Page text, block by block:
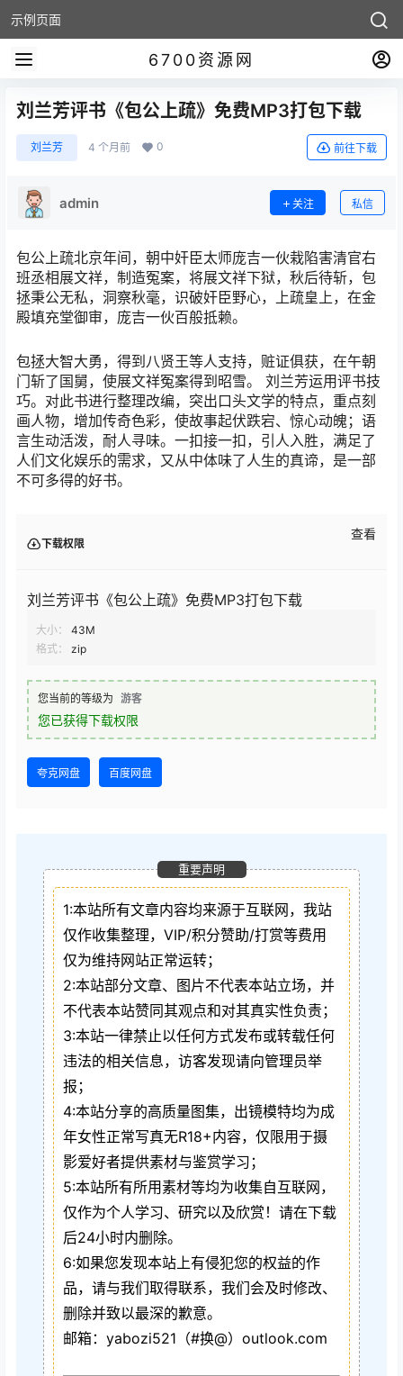
示例页面
6700资源网
刘兰芳评书《包公上疏》免费MP3打包下载
刘兰芳 4 个月前 0 前往下载
admin 关注 私信
包公上疏北京年间，朝中奸臣太师庞吉一伙栽陷害清官右
班丞相展文祥，制造冤案，将展文祥下狱，秋后待斩，包
拯秉公无私，洞察秋毫，识破奸臣野心，上疏皇上，在金
殿填充堂御审，庞吉一伙百般抵赖。
包拯大智大勇，得到八贤王等人支持，赃证俱获，在午朝
门斩了国舅，使展文祥冤案得到昭雪。 刘兰芳运用评书技
巧。对此书进行整理改编，突出口头文学的特点，重点刻
画人物，增加传奇色彩，使故事起伏跌宕、惊心动魄；语
言生动活泼，耐人寻味。一扣接一扣，引人入胜，满足了
人们文化娱乐的需求，又从中体味了人生的真谛，是一部
不可多得的好书。
下载权限
查看
刘兰芳评书《包公上疏》免费MP3打包下载
大小：
43M
格式：
zip
您当前的等级为 游客
您已获得下载权限
夸克网盘 百度网盘
重要声明
1:本站所有文章内容均来源于互联网，我站
仅作收集整理，VIP/积分赞助/打赏等费用
仅为维持网站正常运转；
2:本站部分文章、图片不代表本站立场，并
不代表本站赞同其观点和对其真实性负责；
3:本站一律禁止以任何方式发布或转载任何
违法的相关信息，访客发现请向管理员举
报；
4:本站分享的高质量图集，出镜模特均为成
年女性正常写真无R18+内容，仅限用于摄
影爱好者提供素材与鉴赏学习；
5:本站所有所用素材等均为收集自互联网，
仅作为个人学习、研究以及欣赏！请在下载
后24小时内删除。
6:如果您发现本站上有侵犯您的权益的作
品，请与我们取得联系，我们会及时修改、
删除并致以最深的歉意。
邮箱：yabozi521（#换@）outlook.com